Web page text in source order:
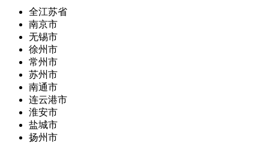
全江苏省
南京市
无锡市
徐州市
常州市
苏州市
南通市
连云港市
淮安市
盐城市
扬州市